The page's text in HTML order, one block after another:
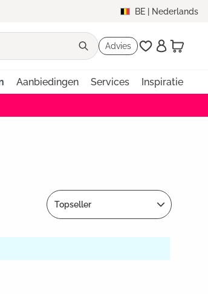
BE | Nederlands
Advies
Aanbiedingen Services Inspiratie
Topseller